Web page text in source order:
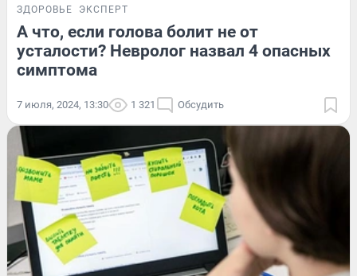
ЗДОРОВЬЕ ЭКСПЕРТ
А что, если голова болит не от
усталости? Невролог назвал 4 опасных
симптома
7 июля, 2024, 13:30 1 321 Обсудить